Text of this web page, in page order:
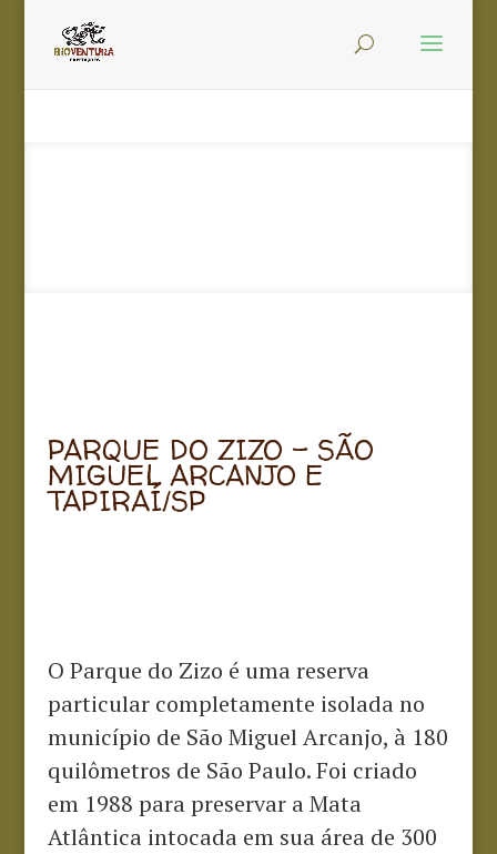
PARQUE DO ZIZO – SÃO
MIGUEL ARCANJO E
TAPIRAÍ/SP
O Parque do Zizo é uma reserva
particular completamente isolada no
município de São Miguel Arcanjo, à 180
quilômetros de São Paulo. Foi criado
em 1988 para preservar a Mata
Atlântica intocada em sua área de 300